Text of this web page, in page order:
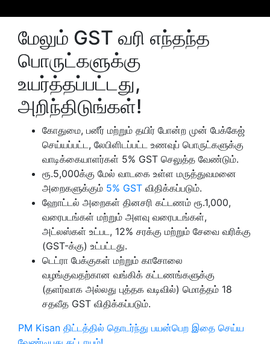
மேலும் GST வரி எந்தந்த
பொருட்களுக்கு
உயர்த்தப்பட்டது,
அறிந்திடுங்கள்!
கோதுமை, பனீர் மற்றும் தயிர் போன்ற முன் பேக்கேஜ்
செய்யப்பட்ட, லேபிளிடப்பட்ட உணவுப் பொருட்களுக்கு
வாடிக்கையாளர்கள் 5% GST செலுத்த வேண்டும்.
ரூ.5,000க்கு மேல் வாடகை உள்ள மருத்துவமனை
அறைகளுக்கும் 5% GST விதிக்கப்படும்.
ஹோட்டல் அறைகள் தினசரி கட்டணம் ரூ.1,000,
வரைபடங்கள் மற்றும் அளவு வரைபடங்கள்,
அட்லஸ்கள் உட்பட, 12% சரக்கு மற்றும் சேவை வரிக்கு
(GST-க்கு) உட்பட்டது.
டெட்ரா பேக்குகள் மற்றும் காசோலை
வழங்குவதற்கான வங்கிக் கட்டணங்களுக்கு
(தளர்வாக அல்லது புத்தக வடிவில்) மொத்தம் 18
சதவீத GST விதிக்கப்படும்.
PM Kisan திட்டத்தில் தொடர்ந்து பயன்பெற இதை செய்ய